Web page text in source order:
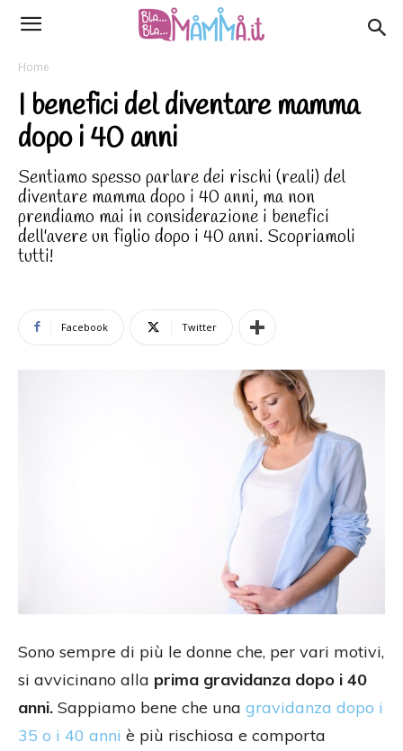
Home
I benefici del diventare mamma
dopo i 40 anni
Sentiamo spesso parlare dei rischi (reali) del
diventare mamma dopo i 40 anni, ma non
prendiamo mai in considerazione i benefici
dell'avere un figlio dopo i 40 anni. Scopriamoli
tutti!
Facebook Twitter
Sono sempre di più le donne che, per vari motivi,
si avvicinano alla prima gravidanza dopo i 40
anni. Sappiamo bene che una gravidanza dopo i
35 o i 40 anni è più rischiosa e comporta